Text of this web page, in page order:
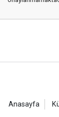
Anasayfa